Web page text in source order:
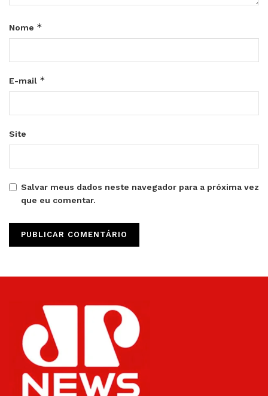
Nome *
E-mail *
Site
Salvar meus dados neste navegador para a próxima vez
que eu comentar.